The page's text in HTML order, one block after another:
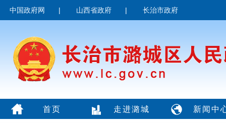
中国政府网 | 山西省政府 | 长治市政府
首页 走进潞城 新闻中